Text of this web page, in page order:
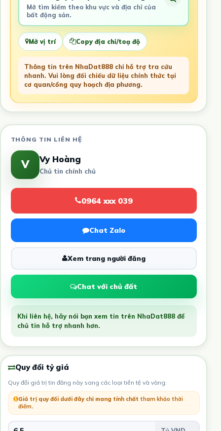
Mở tìm kiếm theo khu vực và địa chỉ của
bất động sản.
Mở vị trí Copy địa chỉ/toạ độ
Thông tin trên NhaDat888 chỉ hỗ trợ tra cứu
nhanh. Vui lòng đối chiếu dữ liệu chính thức tại
cơ quan/cổng quy hoạch địa phương.
THÔNG TIN LIÊN HỆ
V Vy Hoàng
Chủ tin chính chủ
0964 xxx 039
Chat Zalo
Xem trang người đăng
Chat với chủ đất
Khi liên hệ, hãy nói bạn xem tin trên NhaDat888 để
chủ tin hỗ trợ nhanh hơn.
Quy đổi tỷ giá
Quy đổi giá trị tin đăng này sang các loại tiền tệ và vàng:
Giá trị quy đổi dưới đây chỉ mang tính chất tham khảo thời
điểm.